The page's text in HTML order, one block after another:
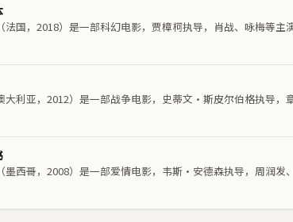
法国，2018）是一部科幻电影，贾樟柯执导，肖战、咏梅等主
大利亚，2012）是一部战争电影，史蒂文·斯皮尔伯格执导，
墨西哥，2008）是一部爱情电影，韦斯·安德森执导，周润发